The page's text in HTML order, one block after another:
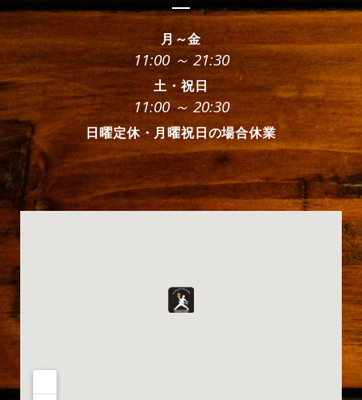
月～金
11:00 ～ 21:30
土・祝日
11:00 ～ 20:30
日曜定休・月曜祝日の場合休業